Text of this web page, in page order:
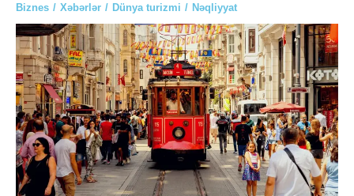
Biznes Xəbərlər Dünya turizmi Nəqliyyat